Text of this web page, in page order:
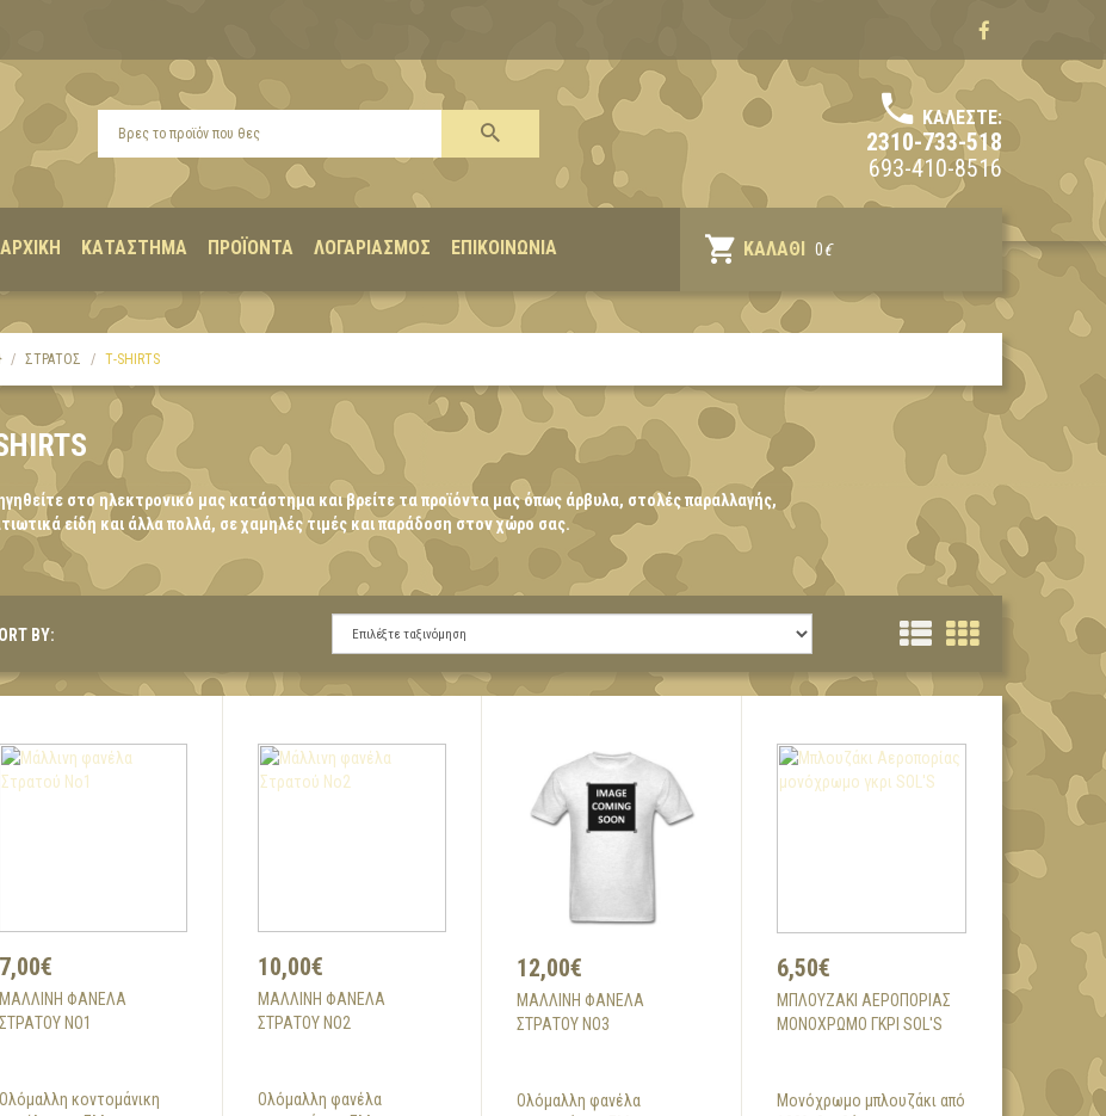
ΚΑΛΈΣΤΕ:
2310-733-518
693-410-8516
ΚΑΛΆΘΙ 0€
ΑΡΧΙΚΉ ΚΑΤΆΣΤΗΜΑ ΠΡΟΪΌΝΤΑ ΛΟΓΑΡΙΑΣΜΌΣ ΕΠΙΚΟΙΝΩΝΊΑ
ΣΤΡΑΤΟΣ Τ-SHIRTS
στο ηλεκτρονικό μας κατάστημα και βρείτε τα προϊόντα μας όπως άρβυλα, στολές παραλλαγής,
είδη και άλλα πολλά, σε χαμηλές τιμές και παράδοση στον χώρο σας.
BY:
7,00€
ΜΆΛΛΙΝΗ ΦΑΝΈΛΑ
ΣΤΡΑΤΟΎ ΝΟ1
Ολόμαλλη κοντομάνικη
10,00€
ΜΆΛΛΙΝΗ ΦΑΝΈΛΑ
ΣΤΡΑΤΟΎ ΝΟ2
Ολόμαλλη φανέλα
12,00€
ΜΆΛΛΙΝΗ ΦΑΝΈΛΑ
ΣΤΡΑΤΟΎ ΝΟ3
Ολόμαλλη φανέλα
6,50€
ΜΠΛΟΥΖΆΚΙ ΑΕΡΟΠΟΡΊΑΣ
ΜΟΝΌΧΡΩΜΟ ΓΚΡΙ SOL'S
Μονόχρωμο μπλουζάκι από